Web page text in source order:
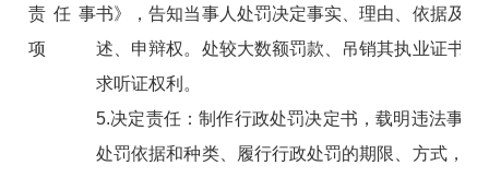
责任事
项
书》，告知当事人处罚决定事实、理由、依据及其
述、申辩权。处较大数额罚款、吊销其执业证书的
求听证权利。
5.决定责任：制作行政处罚决定书，载明违法事实
处罚依据和种类、履行行政处罚的期限、方式，申